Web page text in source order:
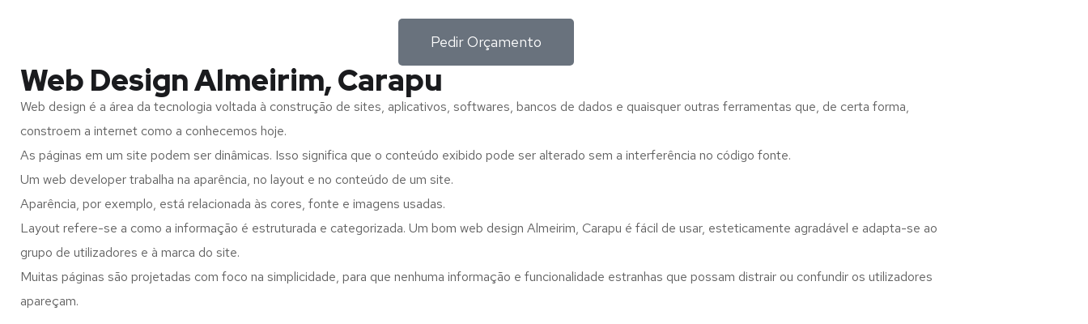
Pedir Orçamento
Web Design Almeirim, Carapu
Web design é a área da tecnologia voltada à construção de sites, aplicativos, softwares, bancos de dados e quaisquer outras ferramentas que, de certa forma,
constroem a internet como a conhecemos hoje.
As páginas em um site podem ser dinâmicas. Isso significa que o conteúdo exibido pode ser alterado sem a interferência no código fonte.
Um web developer trabalha na aparência, no layout e no conteúdo de um site.
Aparência, por exemplo, está relacionada às cores, fonte e imagens usadas.
Layout refere-se a como a informação é estruturada e categorizada. Um bom web design Almeirim, Carapu é fácil de usar, esteticamente agradável e adapta-se ao
grupo de utilizadores e à marca do site.
Muitas páginas são projetadas com foco na simplicidade, para que nenhuma informação e funcionalidade estranhas que possam distrair ou confundir os utilizadores
apareçam.